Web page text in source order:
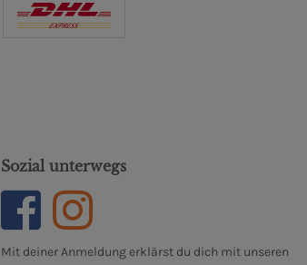
Sozial unterwegs
Mit deiner Anmeldung erklärst du dich mit unseren